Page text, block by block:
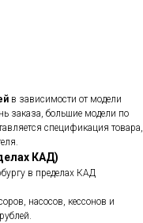
в зависимости от модели
заказа, большие модели по
спецификация товара,
КАД)
в пределах КАД
насосов, кессонов и